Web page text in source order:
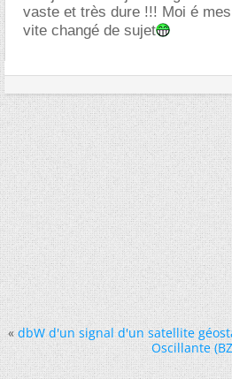
vaste et très dure !!! Moi é
vite changé de sujet
« dbW d'un signal d'un satellite
Oscillante